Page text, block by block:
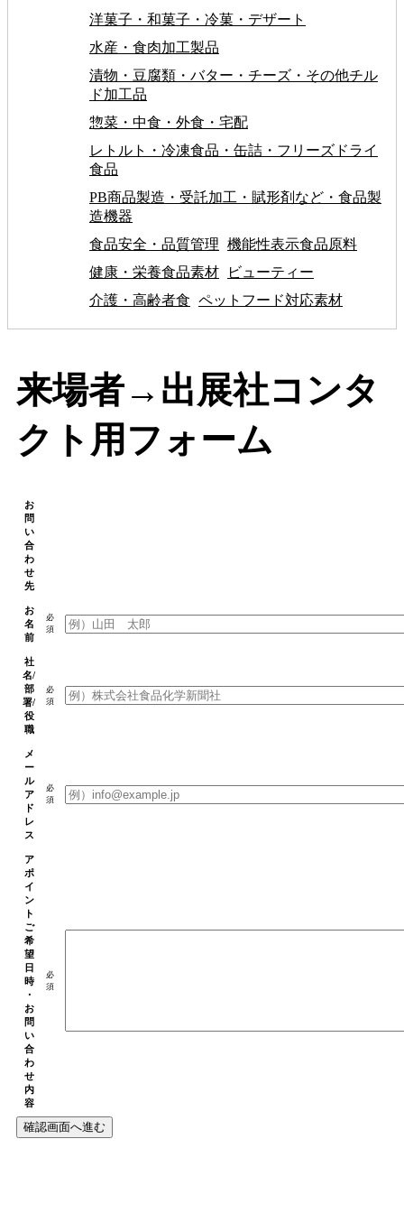
洋菓子・和菓子・冷菓・デザート
水産・食肉加工製品
漬物・豆腐類・バター・チーズ・その他チル
ド加工品
惣菜・中食・外食・宅配
レトルト・冷凍食品・缶詰・フリーズドライ
食品
PB商品製造・受託加工・賦形剤など・食品製
造機器
食品安全・品質管理 機能性表示食品原料
健康・栄養食品素材
ビューティー
介護・高齢者食 ペットフード対応素材
来場者→出展社コンタ
クト用フォーム
お
問
い
合
わ
せ
先
お
名
前
必
須
社
名/
部
署/
役
職
必
須
メ
ー
ル
ア
ド
レ
ス
必
須
ア
ポ
イ
ン
ト
ご
希
望
日
時
・
お
問
い
合
わ
せ
内
容
必
須